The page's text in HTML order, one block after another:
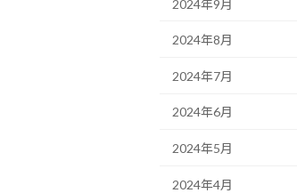
2024年9月
2024年8月
2024年7月
2024年6月
2024年5月
2024年4月